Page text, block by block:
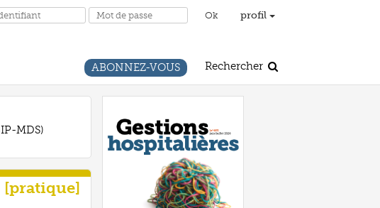
profil
ABONNEZ-VOUS Rechercher
MDS)
[pratique]